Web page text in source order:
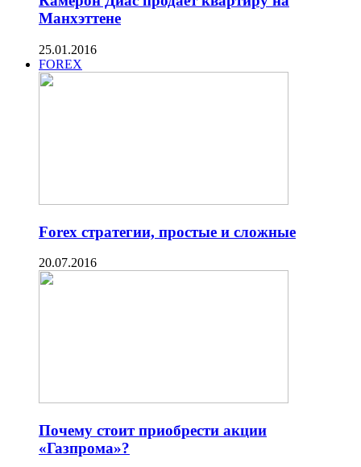
Манхэттене
25.01.2016
FOREX
Forex стратегии, простые и сложные
20.07.2016
Почему стоит приобрести акции
«Газпрома»?